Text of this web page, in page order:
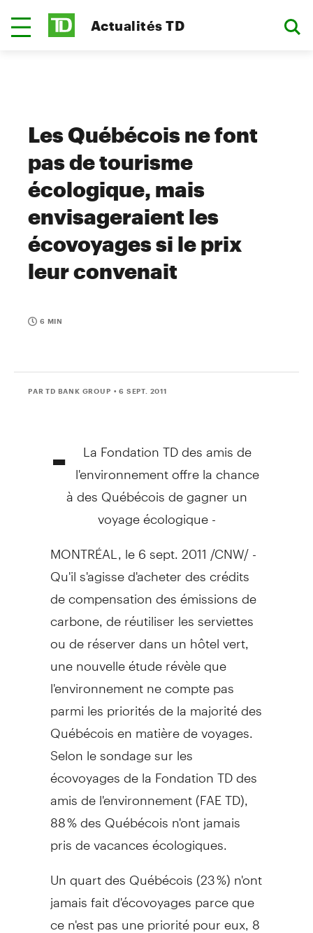
Actualités TD
Les Québécois ne font
pas de tourisme
écologique, mais
envisageraient les
écovoyages si le prix
leur convenait
6 MIN
PAR TD BANK GROUP • 6 SEPT. 2011
-
La Fondation TD des amis de
l'environnement offre la chance
à des Québécois de gagner un
voyage écologique -
MONTRÉAL, le 6 sept. 2011 /CNW/ -
Qu'il s'agisse d'acheter des crédits
de compensation des émissions de
carbone, de réutiliser les serviettes
ou de réserver dans un hôtel vert,
une nouvelle étude révèle que
l'environnement ne compte pas
parmi les priorités de la majorité des
Québécois en matière de voyages.
Selon le sondage sur les
écovoyages de la Fondation TD des
amis de l'environnement (FAE TD),
88 % des Québécois n'ont jamais
pris de vacances écologiques.
Un quart des Québécois (23 %) n'ont
jamais fait d'écovoyages parce que
ce n'est pas une priorité pour eux, 8